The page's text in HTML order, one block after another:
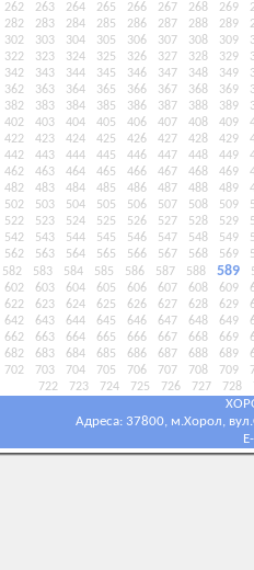
262
263 264 265 266 267 268 269
282
283 284 285 286 287 288 289
302
303 304 305 306 307 308 309
322
323 324 325 326 327 328 329
342
343 344 345 346 347 348 349
362
363 364 365 366 367 368 369
382
383 384 385 386 387 388 389
402
403 404 405 406 407 408 409
422
423 424 425 426 427 428 429
442
443 444 445 446 447 448 449
462
463 464 465 466 467 468 469
482
483 484 485 486 487 488 489
502
503 504 505 506 507 508 509
522
523 524 525 526 527 528 529
542
543 544 545 546 547 548 549
562
563 564 565 566 567 568 569
582
583 584 585 586 587 588 589
602
603 604 605 606 607 608 609
622
623 624 625 626 627 628 629
642
643 644 645 646 647 648 649
662
663 664 665 666 667 668 669
682
683 684 685 686 687 688 689
702
703 704 705 706 707 708 709
722
723 724 725 726 727 728
Адреса: 37800, м.Хорол,